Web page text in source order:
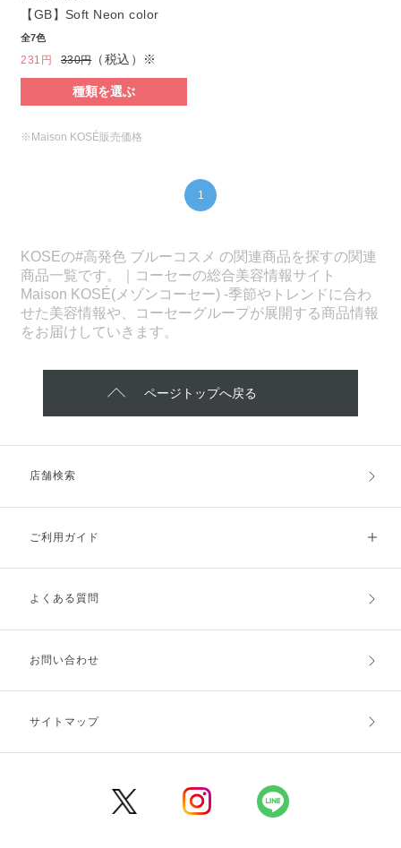
【GB】Soft Neon color
全7色
231円 330円（税込）※
種類を選ぶ
※Maison KOSÉ販売価格
1
KOSEの#高発色 ブルーコスメ の関連商品を探すの関連
商品一覧です。｜コーセーの総合美容情報サイト
Maison KOSÉ(メゾンコーセー) -季節やトレンドに合わ
せた美容情報や、コーセーグループが展開する商品情報
をお届けしていきます。
ページトップへ戻る
店舗検索
ご利用ガイド
ご利用ガイドトップ
お支払方法
キャンセル・返品・交換
よくある質問
お問い合わせ
サイトマップ